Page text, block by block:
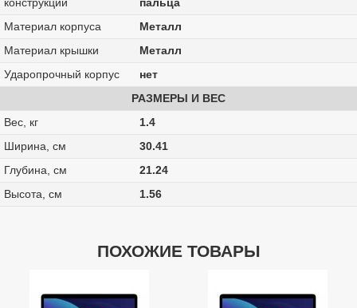
Материал корпуса
Металл
Материал крышки
Металл
Ударопрочный корпус
нет
РАЗМЕРЫ И ВЕС
Вес, кг
1.4
Ширина, см
30.41
Глубина, см
21.24
Высота, см
1.56
ПОХОЖИЕ ТОВАРЫ